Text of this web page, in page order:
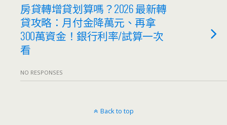
房貸轉增貸划算嗎？2026 最新轉
貸攻略：月付金降萬元、再拿
300萬資金！銀行利率/試算一次
看
NO RESPONSES
Back to top